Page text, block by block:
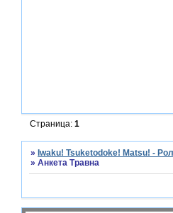
Страница:1
» Iwaku! Tsuketodoke! Matsu! -
»Анкета Травна